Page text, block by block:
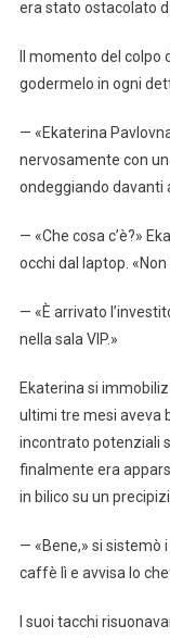
era stato ostacolato
Il momento del
godermelo in ogni
— «Ekaterina
nervosamente con
ondeggiando davanti
— «Che cosa c’è?»
occhi dal laptop.
— «È arrivato
nella sala VIP.»
Ekaterina si
ultimi tre mesi aveva
incontrato potenziali
finalmente era
in bilico su un
— «Bene,» si sistemò
caffè lì e avvisa lo
I suoi tacchi